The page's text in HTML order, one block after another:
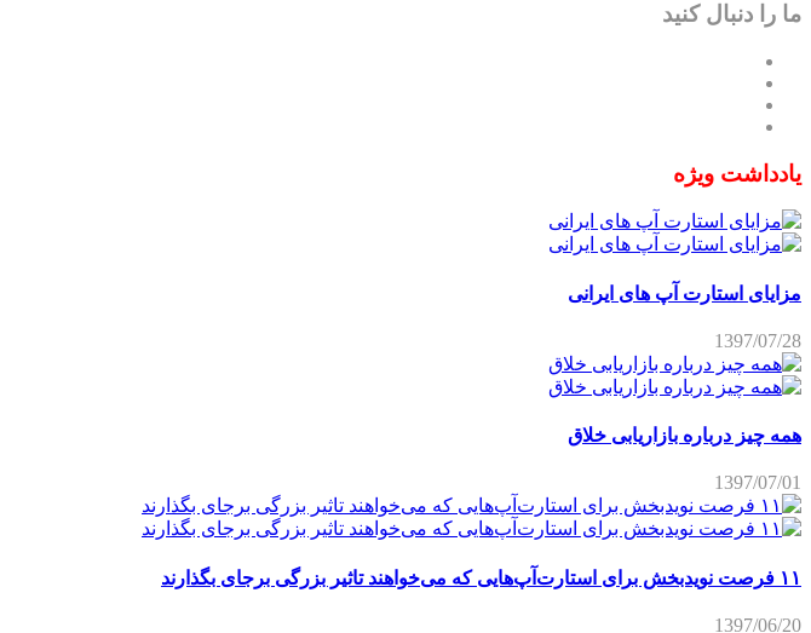
ما را دنبال کنید
یادداشت ویژه
مزایای استارت آپ های ایرانی
1397/07/28
همه چیز درباره بازاریابی خلاق
1397/07/01
۱۱ فرصت نویدبخش برای استارت‌آپ‌هایی که می‌خواهند تاثیر بزرگی برجای بگذارند
1397/06/20